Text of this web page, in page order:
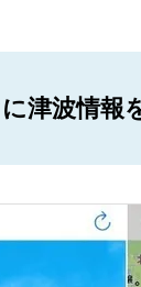
津波情報